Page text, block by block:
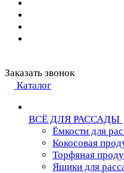
Заказать звонок
Каталог
ВСЁ ДЛЯ РАССАДЫ
Ёмкости для
Кокосовая
Торфяная
Ящики для